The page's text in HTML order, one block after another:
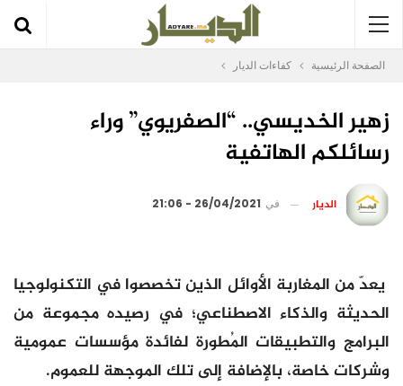
الصفحة الرئيسية كفاءات الديار
زهير الخديسي.. “الصفريوي” وراء
رسائلكم الهاتفية
الديار في 26/04/2021 - 21:06
يعدّ من المغاربة الأوائل الذين تخصصوا في التكنولوجيا
الحديثة والذكاء الاصطناعي؛ في رصيده مجموعة من
البرامج والتطبيقات المُطورة لفائدة مؤسسات عمومية
وشركات خاصة، بالإضافة إلى تلك الموجهة للعموم.